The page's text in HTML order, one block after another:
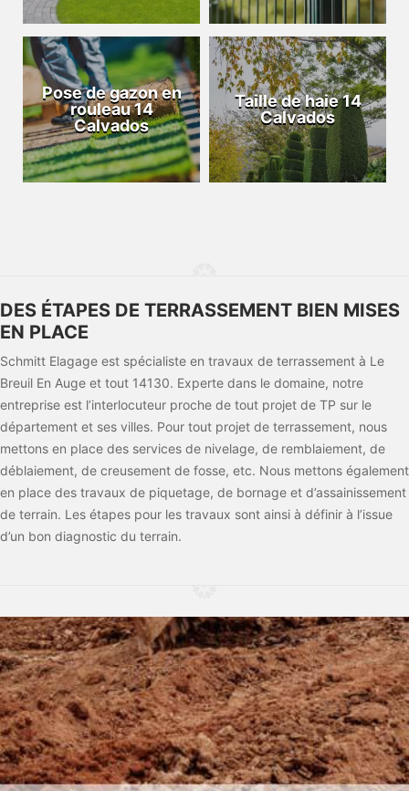
Pose de gazon en
rouleau 14
Calvados
Taille de haie 14
Calvados
DES ÉTAPES DE TERRASSEMENT BIEN MISES
EN PLACE
Schmitt Elagage est spécialiste en travaux de terrassement à Le
Breuil En Auge et tout 14130. Experte dans le domaine, notre
entreprise est l’interlocuteur proche de tout projet de TP sur le
département et ses villes. Pour tout projet de terrassement, nous
mettons en place des services de nivelage, de remblaiement, de
déblaiement, de creusement de fosse, etc. Nous mettons également
en place des travaux de piquetage, de bornage et d’assainissement
de terrain. Les étapes pour les travaux sont ainsi à définir à l’issue
d’un bon diagnostic du terrain.